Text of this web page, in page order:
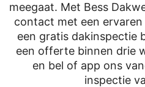
meegaat. Met Bess
contact met een
een gratis dakinspectie
een offerte binnen drie
en bel of app ons
inspectie